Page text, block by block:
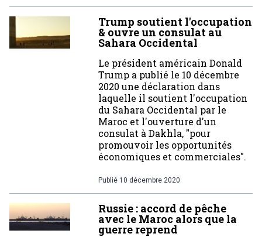
Trump soutient l'occupation
& ouvre un consulat au
Sahara Occidental
Le président américain Donald
Trump a publié le 10 décembre
2020 une déclaration dans
laquelle il soutient l'occupation
du Sahara Occidental par le
Maroc et l'ouverture d'un
consulat à Dakhla, "pour
promouvoir les opportunités
économiques et commerciales".
Publié 10 décembre 2020
Russie : accord de pêche
avec le Maroc alors que la
guerre reprend